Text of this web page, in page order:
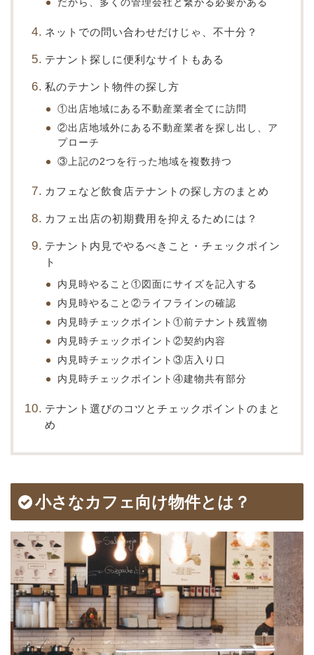
だから、多くの管理会社と繋がる必要がある
ネットでの問い合わせだけじゃ、不十分？
テナント探しに便利なサイトもある
私のテナント物件の探し方
①出店地域にある不動産業者全てに訪問
②出店地域外にある不動産業者を探し出し、ア
プローチ
③上記の2つを行った地域を複数持つ
カフェなど飲食店テナントの探し方のまとめ
カフェ出店の初期費用を抑えるためには？
テナント内見でやるべきこと・チェックポイン
ト
内見時やること①図面にサイズを記入する
内見時やること②ライフラインの確認
内見時チェックポイント①前テナント残置物
内見時チェックポイント②契約内容
内見時チェックポイント③店入り口
内見時チェックポイント④建物共有部分
テナント選びのコツとチェックポイントのまと
め
小さなカフェ向け物件とは？